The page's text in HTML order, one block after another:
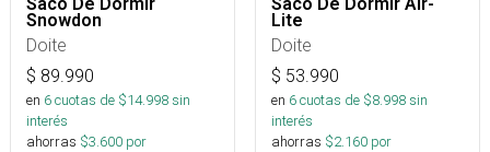
Snowdon
Doite
$ 89.990
en 6cuotas de $14.998sin
interés
ahorras $3.600 por
Lite
Doite
$ 53.990
en 6cuotas de $8.998sin
interés
ahorras $2.160 por